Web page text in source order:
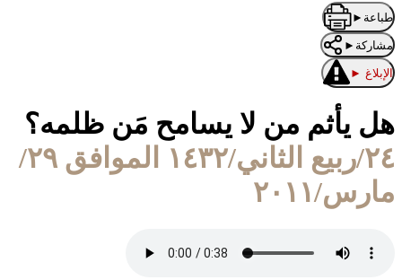
طباعة ►
مشاركة ►
الإبلاغ ►
هل يأثم من لا يسامح مَن ظلمه؟
٢٤/ربيع الثاني/١٤٣٢ الموافق ٢٩/
مارس/٢٠١١